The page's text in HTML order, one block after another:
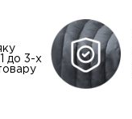
до 3-х